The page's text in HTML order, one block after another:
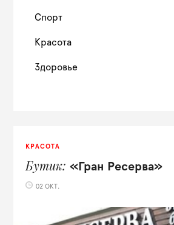
Спорт
Красота
Здоровье
КРАСОТА
Бутик «Гран Ресерва»
02 ОКТ.